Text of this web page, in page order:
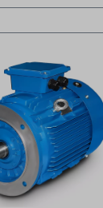
anbefaler vi
Den elektriske
I henhold til
på den
av kvalifisert
forespørsel. Alle
endringer.